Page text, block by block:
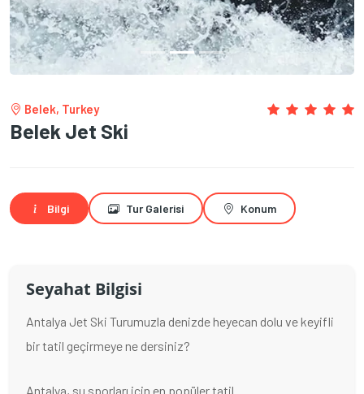
Belek, Turkey
Belek Jet Ski
Bilgi Tur Galerisi Konum
Seyahat Bilgisi
Antalya Jet Ski Turumuzla denizde heyecan dolu ve keyifli
bir tatil geçirmeye ne dersiniz?
Antalya, su sporları için en popüler tatil